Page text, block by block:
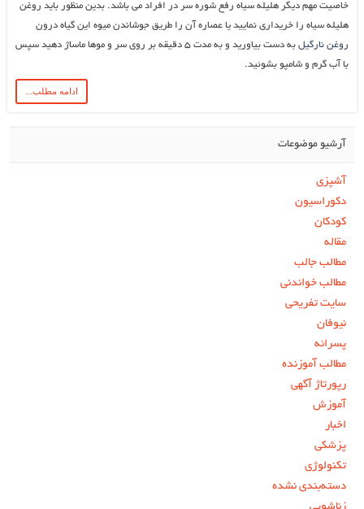
خاصیت مهم دیگر هلیله سیاه رفع شوره سر در افراد می باشد. بدین منظور باید روغن
هلیله سیاه را خریداری نمایید یا عصاره آن را طریق جوشاندن میوه این گیاه درون
روغن نارگیل
به دست بیاورید و به مدت ۵ دقیقه بر روی سر و موها ماساژ دهید سپس
با آب گرم و شامپو بشوئید.
ادامه مطلب...
آرشیو موضوعات
آشپزی
دکوراسیون
کودکان
مقاله
مطالب جالب
مطالب خواندنی
سایت تفریحی
نیوفان
پسرانه
مطالب آموزنده
رپورتاژ آگهی
آموزش
اخبار
پزشکی
تکنولوژی
دسته‌بندی نشده